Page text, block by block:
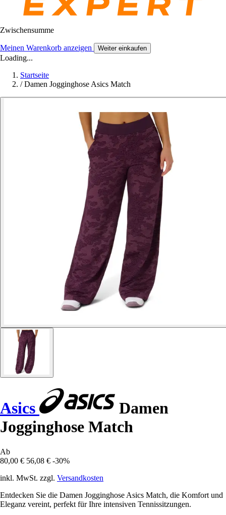
Zwischensumme
Meinen Warenkorb anzeigen Weiter einkaufen
Loading...
Startseite
/ Damen Jogginghose Asics Match
Asics
Damen
Jogginghose Match
Ab
80,00 € 56,08 € -30%
inkl. MwSt. zzgl. Versandkosten
Entdecken Sie die Damen Jogginghose Asics Match, die Komfort und
Eleganz vereint, perfekt für Ihre intensiven Tennissitzungen.